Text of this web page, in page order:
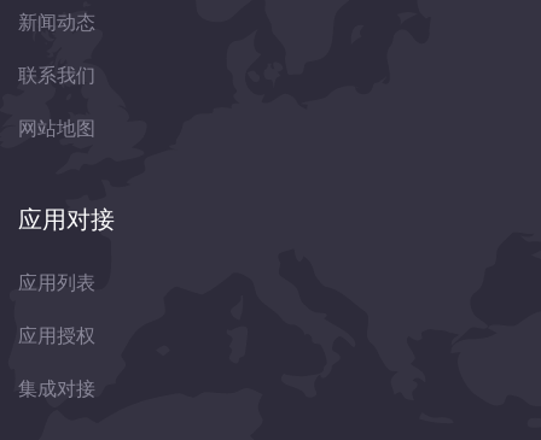
新闻动态
联系我们
网站地图
应用对接
应用列表
应用授权
集成对接